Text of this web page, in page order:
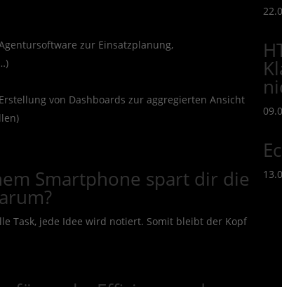
zur Einsatzplanung,
von Dashboards zur aggregierten Ansicht
Smartphone spart dir die
Task, jede Idee wird notiert. Somit bleibt der Kopf